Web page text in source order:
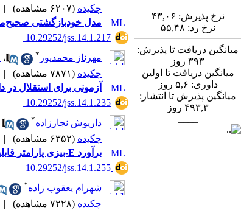
نرخ پذیرش: ۴۳,۰۶
نرخ رد: ۵۵,۴۸
میانگین دریافت تا پذیرش:
۳۹۳ روز
میانگین دریافت تا اولین
داوری: ۵,۶ روز
میانگین پذیرش تا انتشار:
۴۹۳,۳ روز
چکیده (۶۲۰۷ مشاهده) |
مدل خودبازگشتی
‎ 10.29252/jss.14.1.217
مهرناز محمدپور * ،
چکیده (۷۸۷۱ مشاهده) |
آزمونی برای استقلال در
‎ 10.29252/jss.14.1.235
داریوش نجارزاده*
چکیده (۶۳۵۲ مشاهده) |
برآورد E-بیزی پارامتر قابلیت اعتماد در توزیع رایلی وارون تحت نمونه‌گیری مجموعه رتبه‌دار
‎ 10.29252/jss.14.1.255
شهرام یعقوب زاده*
چکیده (۷۲۲۸ مشاهده) |